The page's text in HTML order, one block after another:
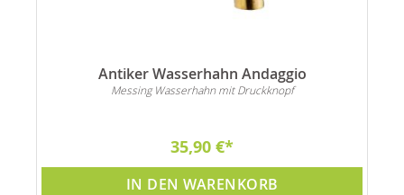
Antiker Wasserhahn Andaggio
Messing Wasserhahn mit Druckknopf
35,90 €
IN DEN WARENKORB